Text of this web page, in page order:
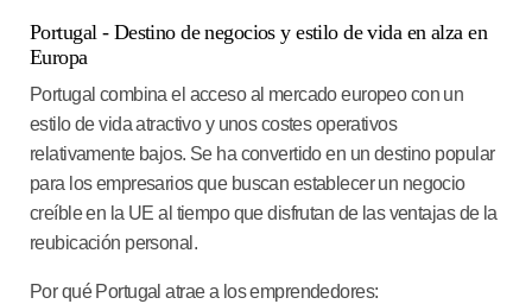
Portugal - Destino de negocios y estilo de vida en alza en
Europa
Portugal combina el acceso al mercado europeo con un
estilo de vida atractivo y unos costes operativos
relativamente bajos. Se ha convertido en un destino popular
para los empresarios que buscan establecer un negocio
creíble en la UE al tiempo que disfrutan de las ventajas de la
reubicación personal.
Por qué Portugal atrae a los emprendedores: